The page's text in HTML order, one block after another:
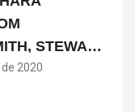
STEWART
2020